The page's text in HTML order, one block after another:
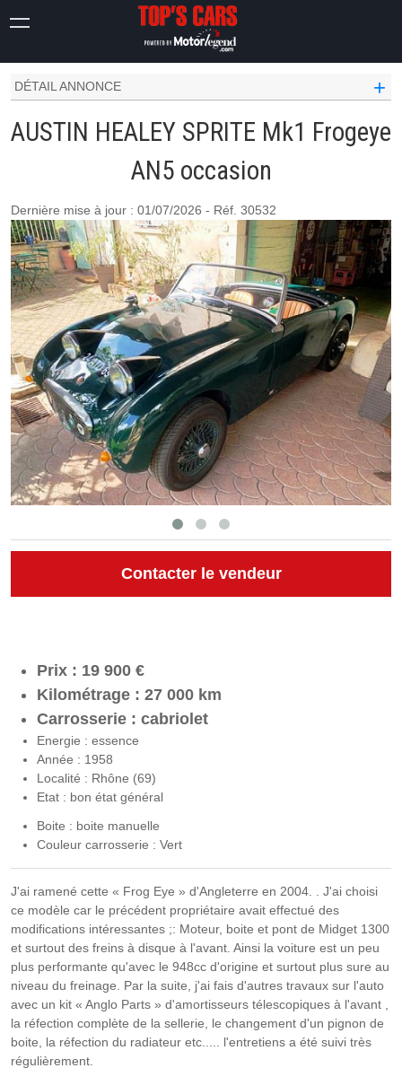
AUSTIN HEALEY OCCASION
MK1 FROGEYE AN5
DÉTAIL ANNONCE
+
AUSTIN HEALEY SPRITE Mk1 Frogeye
AN5 occasion
Dernière mise à jour : 01/07/2026 - Réf. 30532
Prix : 19 900 €
Kilométrage : 27 000 km
Carrosserie : cabriolet
Energie : essence
Année : 1958
Localité : Rhône (69)
Etat : bon état général
Boite : boite manuelle
Couleur carrosserie : Vert
Contacter le vendeur
J'ai ramené cette « Frog Eye » d'Angleterre en 2004. . J'ai choisi
ce modèle car le précédent propriétaire avait effectué des
modifications intéressantes ;: Moteur, boite et pont de Midget 1300
et surtout des freins à disque à l'avant. Ainsi la voiture est un peu
plus performante qu'avec le 948cc d'origine et surtout plus sure au
niveau du freinage. Par la suite, j'ai fais d'autres travaux sur l'auto
avec un kit « Anglo Parts » d'amortisseurs télescopiques à l'avant ,
la réfection complète de la sellerie, le changement d'un pignon de
boite, la réfection du radiateur etc..... l'entretiens a été suivi très
régulièrement.